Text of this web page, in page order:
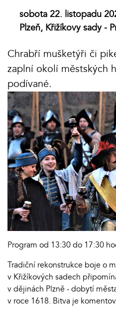
sobota 22. listopadu
Plzeň, Křižíkovy sady -
Chrabří mušketýři či
zaplní okolí městských
podívané.
Program od 13:30 do 17:30
Tradiční rekonstrukce boje o
v Křižíkových sadech
v dějinách Plzně - dobytí
v roce 1618. Bitva je